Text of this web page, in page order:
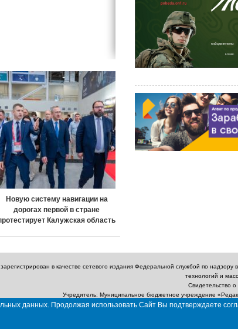
Новую систему навигации на
дорогах первой в стране
Калужская область
в качестве сетевого издания Федеральной службой по
технологий и
Свидетельство
Учредитель: Муниципальное бюджетное учреждение
Амбарцумян А. Ю. / Электронный адрес редакции:
данных. Продолжая использовать Сайт Вы подтверждаете